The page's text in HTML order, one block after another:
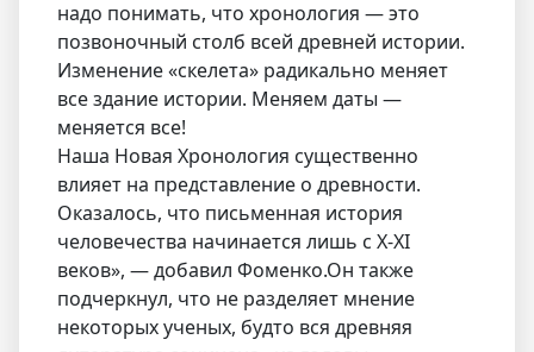
надо понимать, что хронология — это
позвоночный столб всей древней истории.
Изменение «скелета» радикально меняет
все здание истории. Меняем даты —
меняется все!
Наша Новая Хронология существенно
влияет на представление о древности.
Оказалось, что письменная история
человечества начинается лишь с X-XI
веков», — добавил Фоменко.Он также
подчеркнул, что не разделяет мнение
некоторых ученых, будто вся древняя